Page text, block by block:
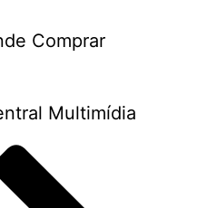
Comprar
Multimídia